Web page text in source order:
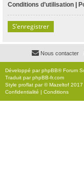
Conditions d’utilisation |
S’enregistrer
Nous contacter
Développé parphpBB® Forum
Traduit parphpBB-fr.com
Style proflat par ©Mazeltof 2017
Confidentialité | Conditions